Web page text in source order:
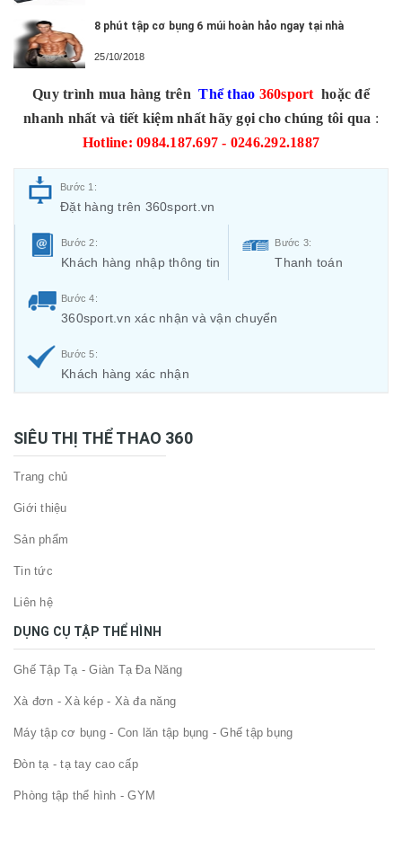
8 phút tập cơ bụng 6 múi hoàn hảo ngay tại nhà
25/10/2018
Quy trình mua hàng trên Thể thao 360sport hoặc để
nhanh nhất và tiết kiệm nhất hãy gọi cho chúng tôi qua :
Hotline: 0984.187.697 - 0246.292.1887
Bước 1:
Đặt hàng trên 360sport.vn
Bước 2:
Khách hàng nhập thông tin
Bước 3:
Thanh toán
Bước 4:
360sport.vn xác nhận và vận chuyển
Bước 5:
Khách hàng xác nhận
SIÊU THỊ THỂ THAO 360
Trang chủ
Giới thiệu
Sản phẩm
Tin tức
Liên hệ
DỤNG CỤ TẬP THỂ HÌNH
Ghế Tập Tạ - Giàn Tạ Đa Năng
Xà đơn - Xà kép - Xà đa năng
Máy tập cơ bụng - Con lăn tập bụng - Ghế tập bụng
Đòn tạ - tạ tay cao cấp
Phòng tập thể hình - GYM